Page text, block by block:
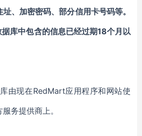
、加密密码、部分信用卡号码等。
库中包含的信息已经过期18个月以
由现在RedMart应用程序和网站使
务提供商上。